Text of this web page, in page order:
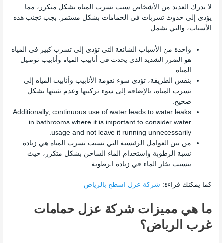
لا يدرك العديد من الأشخاص سبب تسرب المياه بشكل متكرر، مما
يؤدي إلى حدوث تسربات في الحمامات بشكل مستمر. يجب تجنب هذه
الأسباب، والتي تشمل:
واحدة من الأسباب الشائعة التي تؤدي إلى تسرب كبير في المياه
هو الضرر الشديد الذي يحدث في أنابيب المياه وأنابيب توصيل
المياه.
بنفس الطريقة، تؤدي سوء نعومة الأنابيب وأنابيب المياه إلى
تسرب المياه، بالإضافة إلى سوء تركيبها وعدم تثبيتها بشكل
صحيح.
Additionally, continuous use of water leads to water leaks
in bathrooms where it is important to consider water
usage and not leave it running unnecessarily.
من بين العوامل الرئيسية التي تسبب تسرب المياه هي زيادة
نسبة الرطوبة واستخدام الماء الساخن بشكل متكرر، حيث
يتسبب بخار الماء في زيادة الرطوبة.
كما يمكنك قراءة: شركة عزل اسطح بالرياض
ما هي مميزات شركة عزل حمامات
غرب الرياض؟